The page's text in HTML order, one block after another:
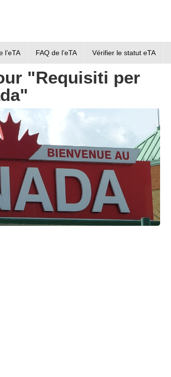
l’eTA FAQ de l’eTA Vérifier le statut eTA
"Requisiti per